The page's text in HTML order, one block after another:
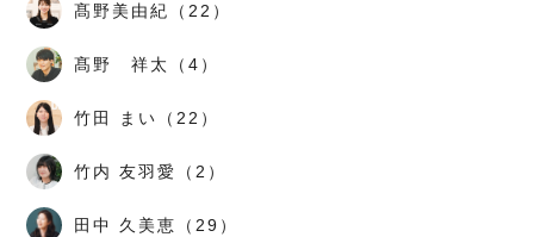
髙野美由紀（22）
髙野 祥太（4）
竹田 まい（22）
竹内 友羽愛（2）
田中 久美恵（29）